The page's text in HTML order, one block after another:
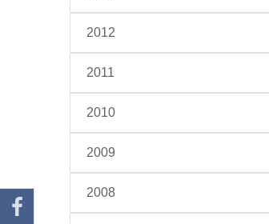
2012
2011
2010
2009
2008